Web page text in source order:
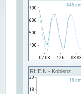
RHEIN - Koblenz